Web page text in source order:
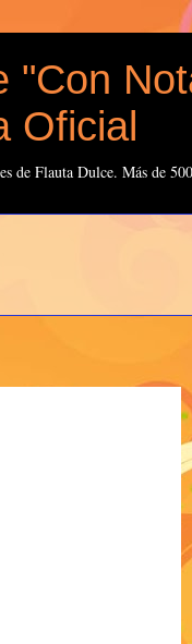
Oficial
de Flauta Dulce. Más de